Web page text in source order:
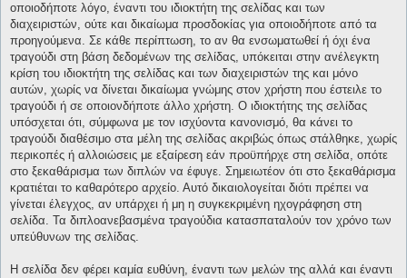
οποιοδήποτε λόγο, έναντι του ιδιοκτήτη της σελίδας και των
διαχειριστών, ούτε και δικαίωμα προσδοκίας για οποιοδήποτε από τα
προηγούμενα. Σε κάθε περίπτωση, το αν θα ενσωματωθεί ή όχι ένα
τραγούδι στη βάση δεδομένων της σελίδας, υπόκειται στην ανέλεγκτη
κρίση του ιδιοκτήτη της σελίδας και των διαχειριστών της και μόνο
αυτών, χωρίς να δίνεται δικαίωμα γνώμης στον χρήστη που έστειλε το
τραγούδι ή σε οποιονδήποτε άλλο χρήστη. Ο ιδιοκτήτης της σελίδας
υπόσχεται ότι, σύμφωνα με τον ισχύοντα κανονισμό, θα κάνει το
τραγούδι διαθέσιμο στα μέλη της σελίδας ακριβώς όπως στάλθηκε, χωρίς
περικοπές ή αλλοιώσεις με εξαίρεση εάν προϋπήρχε στη σελίδα, οπότε
στο ξεκαθάρισμα των διπλών να έφυγε. Σημειωτέον ότι στο ξεκαθάρισμα
κρατιέται το καθαρότερο αρχείο. Αυτό δικαιολογείται διότι πρέπει να
γίνεται έλεγχος, αν υπάρχει ή μη η συγκεκριμένη ηχογράφηση στη
σελίδα. Τα διπλοανεβασμένα τραγούδια κατασπαταλούν τον χρόνο των
υπεύθυνων της σελίδας.
Η σελίδα δεν φέρει καμία ευθύνη, έναντι των μελών της αλλά και έναντι